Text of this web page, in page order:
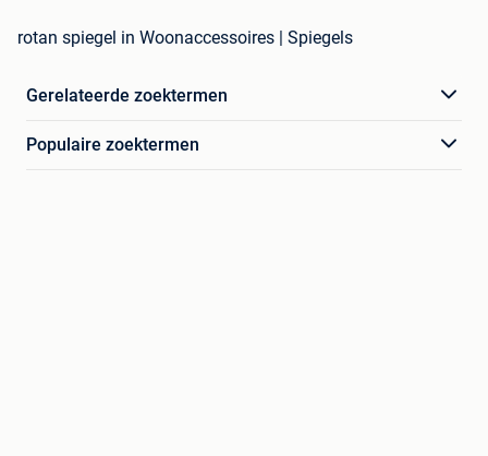
rotan spiegel in Woonaccessoires | Spiegels
Gerelateerde zoektermen
Populaire zoektermen